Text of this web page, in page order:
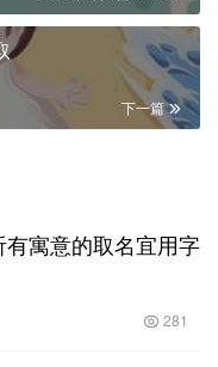
下一篇
寓意的取名宜用字
281